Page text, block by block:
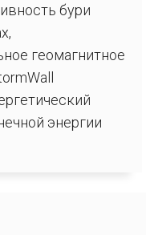
бури
геомагнитное
энергии